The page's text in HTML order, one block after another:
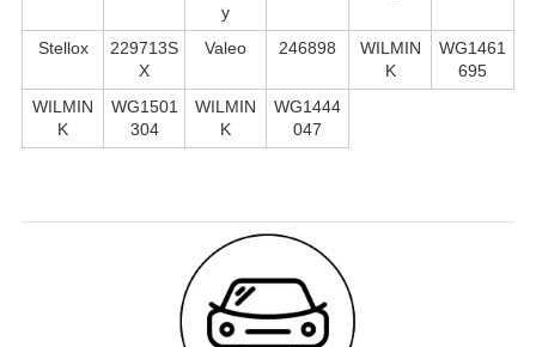
y
Stellox
229713S
X
Valeo 246898
WILMIN
K
WG1461
695
WILMIN
K
WG1501
304
WILMIN
K
WG1444
047